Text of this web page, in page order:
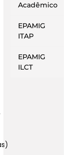
Acadêmico
EPAMIG
ITAP
EPAMIG
ILCT